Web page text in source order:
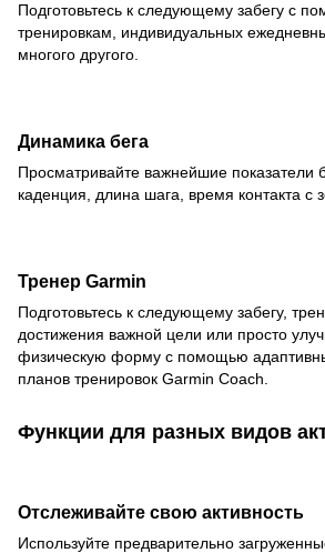
Подготовьтесь к следующему забегу с
тренировкам, индивидуальных
многого другого.
Динамика бега
Просматривайте важнейшие показатели
каденция, длина шага, время контакта с
Тренер Garmin
Подготовьтесь к следующему забегу,
достижения важной цели или просто
физическую форму с помощью
планов тренировок Garmin Coach.
Функции для разных видов
Отслеживайте свою активность
Используйте предварительно